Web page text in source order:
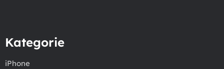
Kategorie
iPhone